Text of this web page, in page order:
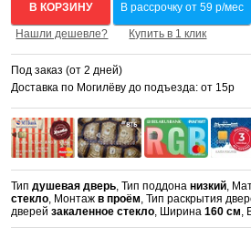
В КОРЗИНУ В рассрочку от 59 р/мес
Нашли дешевле? Купить в 1 клик
Под заказ (от 2 дней)
Доставка по Могилёву до подъезда: от 15р
Типдушевая дверь, Тип поддонанизкий,
стекло, Монтажв проём, Тип раскрытия
дверейзакаленное стекло, Ширина160 см,